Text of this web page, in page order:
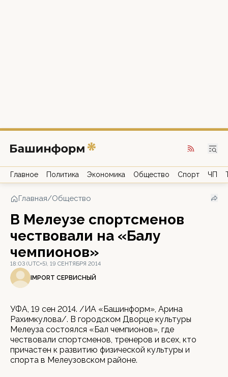
Главное Политика Экономика Общество Спорт ЧП
Главная/Общество
В Мелеузе спортсменов
чествовали на «Балу
чемпионов»
18:03 (UTC+5), 19 СЕНТЯБРЯ 2014
IMPORT СЕРВИСНЫЙ
УФА, 19 сен 2014. /ИА «Башинформ», Арина
Рахимкулова/. В городском Дворце культуры
Мелеуза состоялся «Бал чемпионов», где
чествовали спортсменов, тренеров и всех, кто
причастен к развитию физической культуры и
спорта в Мелеузовском районе.